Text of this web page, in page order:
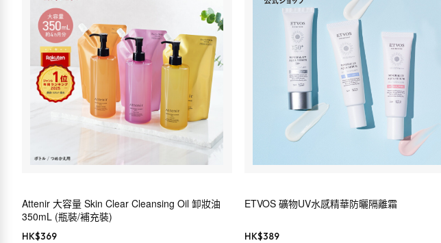
Attenir 大容量 Skin Clear Cleansing Oil 卸妝油
350mL (瓶裝/補充裝)
HK$369
ETVOS 礦物UV水感精華防曬隔離霜
HK$389